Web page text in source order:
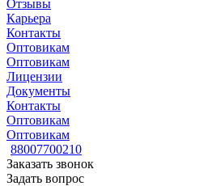
Отзывы
Карьера
Контакты
Оптовикам
Оптовикам
Лицензии
Документы
Контакты
Оптовикам
Оптовикам
88007700210
Заказать звонок
Задать вопрос